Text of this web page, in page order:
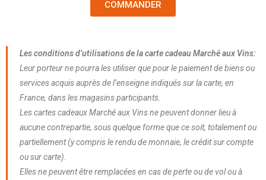
COMMANDER
Les conditions d’utilisations de la carte cadeau Marché aux Vins:
Leur porteur ne pourra les utiliser que pour le paiement de biens ou
services acquis auprès de l’enseigne indiqués sur la carte, en
France, dans les magasins participants.
Les cartes cadeaux Marché aux Vins ne peuvent donner lieu à
aucune contrepartie, sous quelque forme que ce soit, totalement ou
partiellement (y compris le rendu de monnaie, le crédit sur compte
ou sur carte).
Elles ne peuvent être remplacées en cas de perte ou de vol ou à